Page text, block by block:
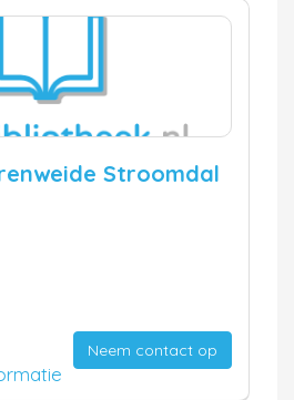
Stroomdal
Neem contact op